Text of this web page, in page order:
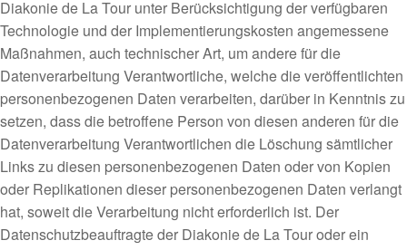
Diakonie de La Tour unter Berücksichtigung der verfügbaren
Technologie und der Implementierungskosten angemessene
Maßnahmen, auch technischer Art, um andere für die
Datenverarbeitung Verantwortliche, welche die veröffentlichten
personenbezogenen Daten verarbeiten, darüber in Kenntnis zu
setzen, dass die betroffene Person von diesen anderen für die
Datenverarbeitung Verantwortlichen die Löschung sämtlicher
Links zu diesen personenbezogenen Daten oder von Kopien
oder Replikationen dieser personenbezogenen Daten verlangt
hat, soweit die Verarbeitung nicht erforderlich ist. Der
Datenschutzbeauftragte der Diakonie de La Tour oder ein